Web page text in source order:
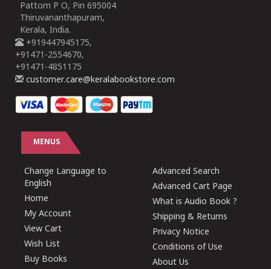
Pattom P O, Pin 695004
Thiruvananthapuram,
Kerala, India.
+919447945175,
+91471-2554670,
+91471-4851175
customer.care@keralabookstore.com
MENUS
Change Language to
English
Home
My Account
View Cart
Wish List
Buy Books
Advanced Search
Advanced Cart Page
What is Audio Book ?
Shipping & Returns
Privacy Notice
Conditions of Use
About Us